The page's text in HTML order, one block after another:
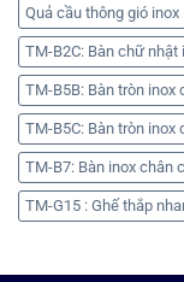
Quả cầu thông gió inox
TM-B2C: Bàn chữ nhật
TM-B5B: Bàn tròn inox
TM-B5C: Bàn tròn inox
TM-B7: Bàn inox chân
TM-G15 : Ghế thắp